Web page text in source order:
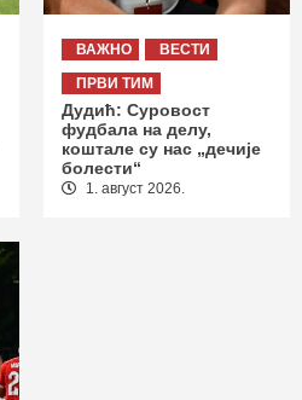
ВАЖНО
ВЕСТИ
ПРВИ ТИМ
Дудић: Суровост
фудбала на делу,
коштале су нас „дечије
болести“
1. август 2026.